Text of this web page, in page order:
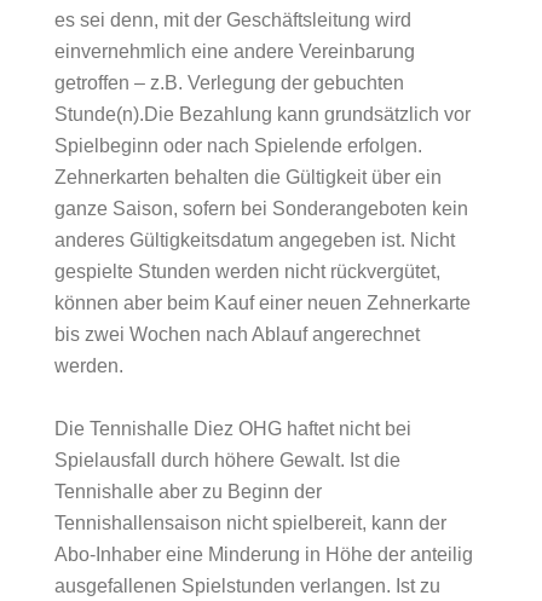
es sei denn, mit der Geschäftsleitung wird
einvernehmlich eine andere Vereinbarung
getroffen – z.B. Verlegung der gebuchten
Stunde(n).Die Bezahlung kann grundsätzlich vor
Spielbeginn oder nach Spielende erfolgen.
Zehnerkarten behalten die Gültigkeit über ein
ganze Saison, sofern bei Sonderangeboten kein
anderes Gültigkeitsdatum angegeben ist. Nicht
gespielte Stunden werden nicht rückvergütet,
können aber beim Kauf einer neuen Zehnerkarte
bis zwei Wochen nach Ablauf angerechnet
werden.
Die Tennishalle Diez OHG haftet nicht bei
Spielausfall durch höhere Gewalt. Ist die
Tennishalle aber zu Beginn der
Tennishallensaison nicht spielbereit, kann der
Abo-Inhaber eine Minderung in Höhe der anteilig
ausgefallenen Spielstunden verlangen. Ist zu